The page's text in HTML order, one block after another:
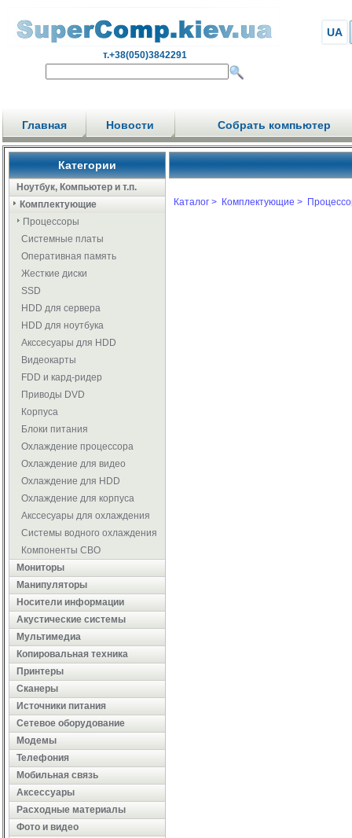
т.+38(050)3842291
UA
Главная Новости Собрать компьютер
Категории
Ноутбук, Компьютер и т.п.
Комплектующие
Процессоры
Системные платы
Оперативная память
Жесткие диски
SSD
HDD для сервера
HDD для ноутбука
Акссесуары для HDD
Видеокарты
FDD и кард-ридер
Приводы DVD
Корпуса
Блоки питания
Охлаждение процессора
Охлаждение для видео
Охлаждение для HDD
Охлаждение для корпуса
Акссесуары для охлаждения
Системы водного охлаждения
Компоненты СВО
Мониторы
Манипуляторы
Носители информации
Акустические системы
Мультимедиа
Копировальная техника
Принтеры
Сканеры
Источники питания
Сетевое оборудование
Модемы
Телефония
Мобильная связь
Аксессуары
Расходные материалы
Фото и видео
Каталог > Комплектующие >